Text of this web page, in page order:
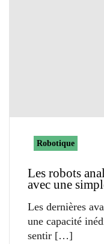
Robotique
Les robots
avec une
Les dernières
une capacité
sentir